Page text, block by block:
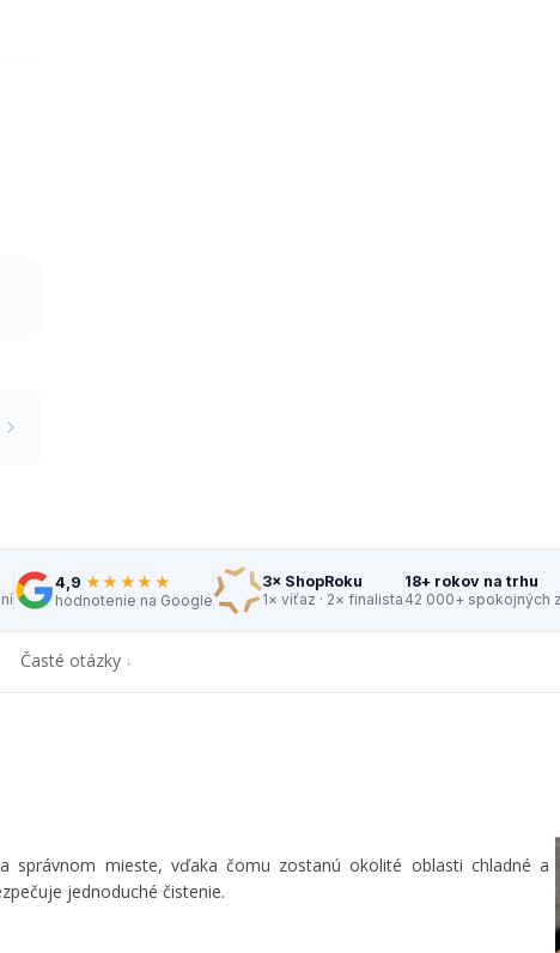
4,9 ★★★★★
hodnotenie na Google
3× ShopRoku
1× víťaz · 2× finalista
18+ rokov na trhu
42 000+ spokojných
Časté otázky
mieste, vďaka čomu zostanú okolité oblasti chladné a
jednoduché čistenie.